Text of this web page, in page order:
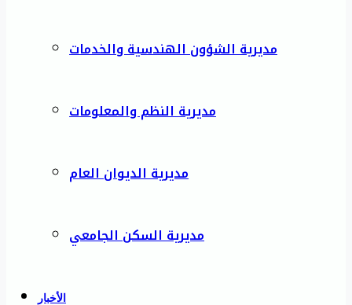
مديرية الشؤون الهندسية والخدمات
مديرية النظم والمعلومات
مديرية الديوان العام
مديرية السكن الجامعي
الأخبار